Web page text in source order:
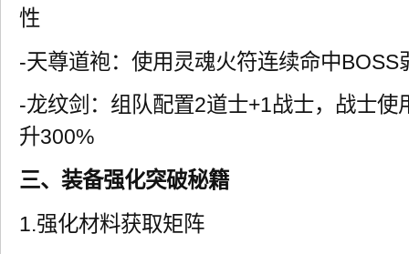
性
-天尊道袍：使用灵魂火符连续命中BOSS
-龙纹剑：组队配置2道士+1战士，战士使
升300%
三、装备强化突破秘籍
1.强化材料获取矩阵